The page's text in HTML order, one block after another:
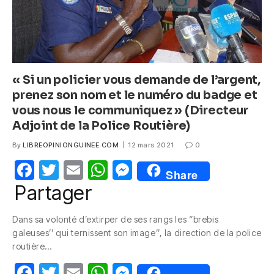
« Si un policier vous demande de l’argent,
prenez son nom et le numéro du badge et
vous nous le communiquez » (Directeur
Adjoint de la Police Routière)
By LIBREOPINIONGUINEE.COM 12 mars 2021 0
F
a
e
b
o
T
w
itt
er
E
m
W
s
p
M
e
e
g
Share
Partager
Dans sa volonté d’extirper de ses rangs les ‘’brebis
galeuses’’ qui ternissent son image’’, la direction de la police
routière…